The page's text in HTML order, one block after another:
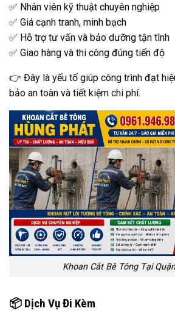
✅ Nhân viên kỹ thuật chuyên nghiệp
✅ Giá cạnh tranh, minh bạch
✅ Hỗ trợ tư vấn và bảo dưỡng tận tình
✅ Giao hàng và thi công đúng tiến độ
👉 Đây là yếu tố giúp công trình đạt
bảo an toàn và tiết kiệm chi phí.
Khoan Cắt Bê Tông Tại
📦 Dịch Vụ Đi Kèm